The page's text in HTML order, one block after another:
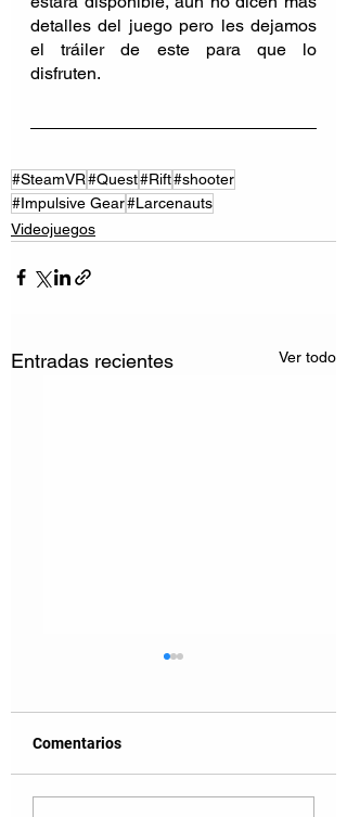
detalles del juego pero les dejamos
el tráiler de este para que lo
disfruten.
#SteamVR#Quest#Rift#shooter
#Impulsive Gear#Larcenauts
Videojuegos
Entradas recientes Ver todo
Comentarios